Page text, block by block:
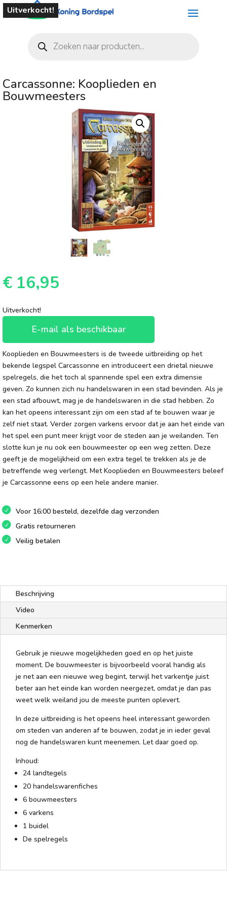
zoeken
Uitverkocht!
Carcassonne: Kooplieden en
Bouwmeesters
€ 16,95
Uitverkocht!
E-mail als beschikbaar
Kooplieden en Bouwmeesters is de tweede uitbreiding op het
bekende legspel Carcassonne en introduceert een drietal nieuwe
spelregels, die het toch al spannende spel een extra dimensie
geven. Zo kunnen zich nu handelswaren in een stad bevinden. Als je
een stad afbouwt, mag je de handelswaren in die stad hebben. Zo
kan het opeens interessant zijn om een stad af te bouwen waar je
zelf niet staat. Verder zorgen varkens ervoor dat je aan het einde van
het spel een punt meer krijgt voor de steden aan je weilanden. Ten
slotte kun je nu ook een bouwmeester op een weg zetten. Deze
geeft je de mogelijkheid om een extra tegel te trekken als je de
betreffende weg verlengt. Met Kooplieden en Bouwmeesters beleef
je Carcassonne eens op een hele andere manier.
Voor 16:00 besteld, dezelfde dag verzonden
Gratis retourneren
Veilig betalen
Beschrijving
Video
Kenmerken
Gebruik je nieuwe mogelijkheden goed en op het juiste
moment. De bouwmeester is bijvoorbeeld vooral handig als
je net aan een nieuwe weg begint, terwijl het varkentje juist
beter aan het einde kan worden neergezet, omdat je dan pas
weet welk weiland jou de meeste punten oplevert.
In deze uitbreiding is het opeens heel interessant geworden
om steden van anderen af te bouwen, zodat je in ieder geval
nog de handelswaren kunt meenemen. Let daar goed op.
Inhoud:
24 landtegels
20 handelswarenfiches
6 bouwmeesters
6 varkens
1 buidel
De spelregels